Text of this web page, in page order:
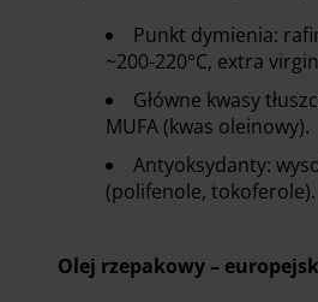
Punkt dymienia:
~200-220°C, extra
Główne kwasy
MUFA (kwas oleinowy).
Antyoksydanty:
(polifenole, tokoferole).
Olej rzepakowy –